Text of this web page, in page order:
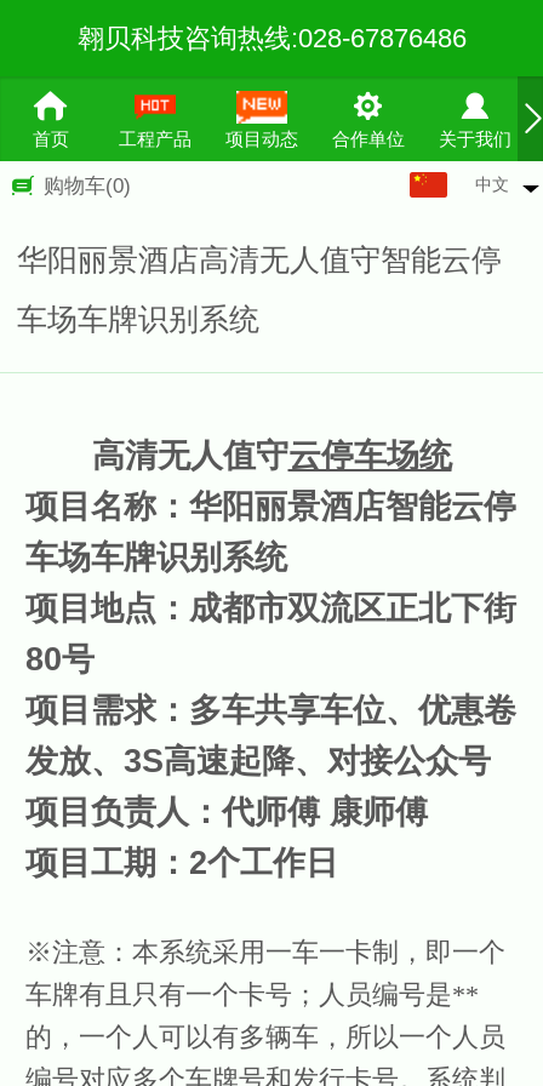
翱贝科技咨询热线:028-67876486
首页 工程产品 项目动态 合作单位 关于我们
购物车(0) 中文
华阳丽景酒店高清无人值守智能云停
车场车牌识别系统
高清无人值守云停车场统
项目名称：华阳丽景酒店智能云停
车场车牌识别系统
项目地点：成都市双流区正北下街
80号
项目需求：多车共享车位、优惠卷
发放、3S高速起降、对接公众号
项目负责人：代师傅 康师傅
项目工期：2个工作日
※注意：本系统采用一车一卡制，即一个
车牌有且只有一个卡号；人员编号是**
的，一个人可以有多辆车，所以一个人员
编号对应多个车牌号和发行卡号。系统判